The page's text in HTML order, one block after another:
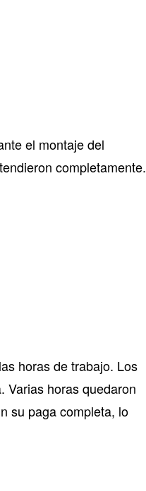
el montaje del
completamente.
horas de trabajo. Los
Varias horas quedaron
su paga completa, lo